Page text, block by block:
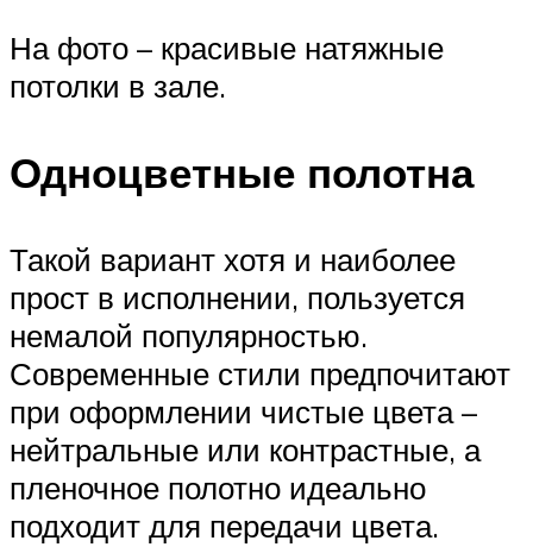
На фото – красивые натяжные
потолки в зале.
Одноцветные полотна
Такой вариант хотя и наиболее
прост в исполнении, пользуется
немалой популярностью.
Современные стили предпочитают
при оформлении чистые цвета –
нейтральные или контрастные, а
пленочное полотно идеально
подходит для передачи цвета.